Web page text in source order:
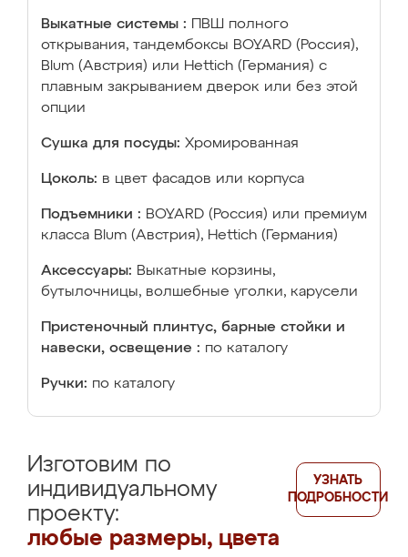
Выкатные системы :
ПВШ полного
открывания, тандембоксы BOYARD (Россия),
Blum (Австрия) или Hettich (Германия) с
плавным закрыванием дверок или без этой
опции
Сушка для посуды: Хромированная
Цоколь: в цвет фасадов или корпуса
Подъемники : BOYARD (Россия) или премиум
класса Blum (Австрия), Hettich (Германия)
Аксессуары: Выкатные корзины,
бутылочницы, волшебные уголки, карусели
Пристеночный плинтус, барные стойки и
навески, освещение : по каталогу
Ручки: по каталогу
Изготовим по
индивидуальному
проекту:
любые размеры, цвета
УЗНАТЬ
ПОДРОБНОСТИ